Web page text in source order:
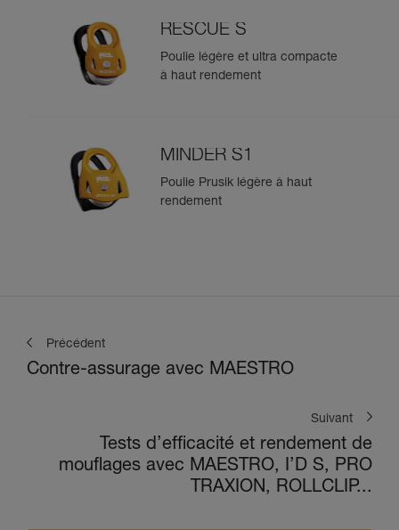
RESCUE S
Poulie légère et ultra compacte
à haut rendement
MINDER S1
Poulie Prusik légère à haut
rendement
Précédent
Contre-assurage avec MAESTRO
Suivant
Tests d’efficacité et rendement de
mouflages avec MAESTRO, I’D S, PRO
TRAXION, ROLLCLIP...